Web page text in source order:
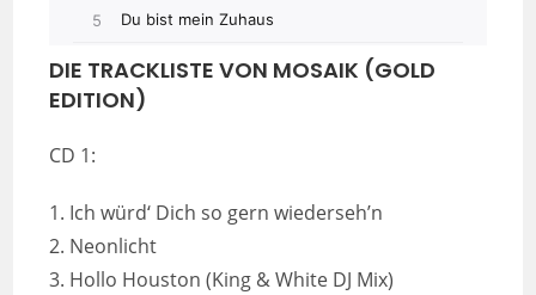
DIE TRACKLISTE VON MOSAIK (GOLD
EDITION)
CD 1:
1. Ich würd‘ Dich so gern wiederseh’n
2. Neonlicht
3. Hollo Houston (King & White DJ Mix)